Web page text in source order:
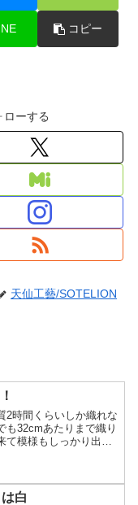
コピー
ローする
天仙工藝/SOTELION
2時間くらいしか織れな
も32cmあたりまで織り
て模様もしっかり出て
感じになってます。こ
白